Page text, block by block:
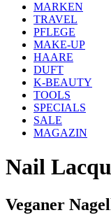
MARKEN
TRAVEL
PFLEGE
MAKE-UP
HAARE
DUFT
K-BEAUTY
TOOLS
SPECIALS
SALE
MAGAZIN
Nail
Veganer